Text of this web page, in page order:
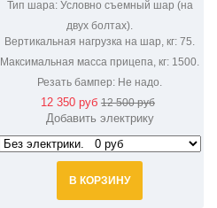
Тип шара:Условно съемный шар (на
двух болтах).
Вертикальная нагрузка на шар, кг: 75.
Максимальная масса прицепа, кг: 1500.
Резать бампер: Не надо.
12 350 руб 12 500 руб
Добавить электрику
В КОРЗИНУ